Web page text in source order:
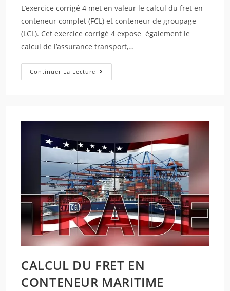
L’exercice corrigé 4 met en valeur le calcul du fret en
conteneur complet (FCL) et conteneur de groupage
(LCL). Cet exercice corrigé 4 expose également le
calcul de l’assurance transport,…
Continuer La Lecture
CALCUL DU FRET EN
CONTENEUR MARITIME